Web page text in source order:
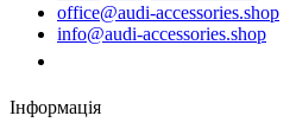
office@audi-accessories.shop
info@audi-accessories.shop
Інформація